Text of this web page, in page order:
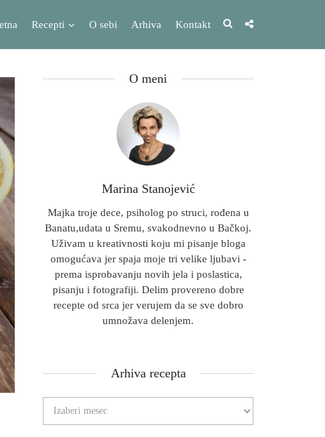
Recepti O sebi Arhiva Kontakt
O meni
Marina Stanojević
Majka troje dece, psiholog po struci, rođena u
Banatu,udata u Sremu, svakodnevno u Bačkoj.
Uživam u kreativnosti koju mi pisanje bloga
omogućava jer spaja moje tri velike ljubavi -
prema isprobavanju novih jela i poslastica,
pisanju i fotografiji. Delim provereno dobre
recepte od srca jer verujem da se sve dobro
umnožava delenjem.
Arhiva recepta